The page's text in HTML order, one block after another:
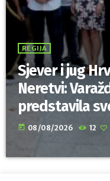
REGIJA
Sjever i jug
Neretvi:
predstavila
Maratona lađa
today 08/08/2026 12